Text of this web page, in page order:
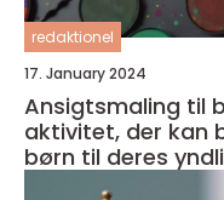
redaktionel
17. January 2024
Ansigtsmaling til
aktivitet, der kan
børn til deres
fantasivæsener